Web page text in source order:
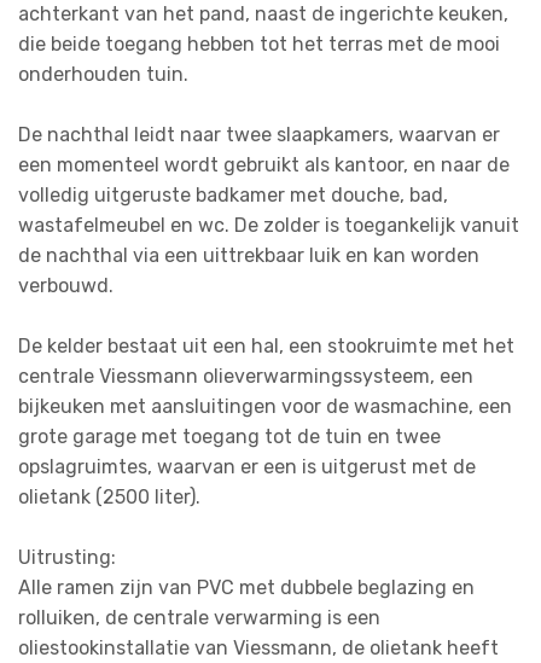
achterkant van het pand, naast de ingerichte keuken,
die beide toegang hebben tot het terras met de mooi
onderhouden tuin.
De nachthal leidt naar twee slaapkamers, waarvan er
een momenteel wordt gebruikt als kantoor, en naar de
volledig uitgeruste badkamer met douche, bad,
wastafelmeubel en wc. De zolder is toegankelijk vanuit
de nachthal via een uittrekbaar luik en kan worden
verbouwd.
De kelder bestaat uit een hal, een stookruimte met het
centrale Viessmann olieverwarmingssysteem, een
bijkeuken met aansluitingen voor de wasmachine, een
grote garage met toegang tot de tuin en twee
opslagruimtes, waarvan er een is uitgerust met de
olietank (2500 liter).
Uitrusting:
Alle ramen zijn van PVC met dubbele beglazing en
rolluiken, de centrale verwarming is een
oliestookinstallatie van Viessmann, de olietank heeft